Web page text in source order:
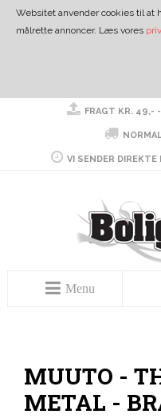
Websitet anvender cookies til at
målrette annoncer. Læs vores
FRAGT KR. 49,-
VI SENDER
Menu
MUUTO -
METAL -